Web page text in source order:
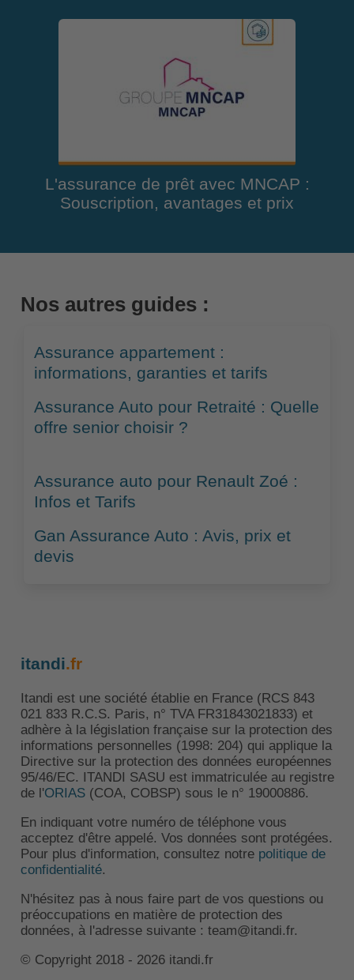
L'assurance de prêt avec MNCAP :
Souscription, avantages et prix
Nos autres guides :
Assurance appartement :
informations, garanties et tarifs
Assurance Auto pour Retraité : Quelle
offre senior choisir ?
Assurance auto pour Renault Zoé :
Infos et Tarifs
Gan Assurance Auto : Avis, prix et
devis
itandi.fr
Itandi est une société établie en France (RCS 843
021 833 R.C.S. Paris, n° TVA FR31843021833) et
adhère à la législation française sur la protection des
informations personnelles (1998: 204) qui applique la
Directive sur la protection des données européennes
95/46/EC. ITANDI SASU est immatriculée au registre
de l'ORIAS(COA, COBSP) sous le n° 19000886.
En indiquant votre numéro de téléphone vous
acceptez d'être appelé. Vos données sont protégées.
Pour plus d'information, consultez notre politique de
confidentialité.
N'hésitez pas à nous faire part de vos questions ou
préoccupations en matière de protection des
données, à l'adresse suivante : team@itandi.fr.
© Copyright 2018 - 2026 itandi.fr